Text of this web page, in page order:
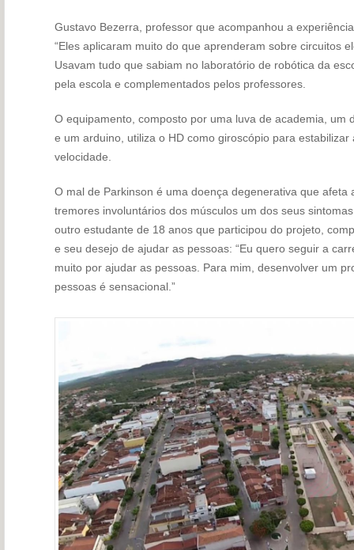
Gustavo Bezerra, professor que acompanhou a
“Eles aplicaram muito do que aprenderam sobre circuitos
Usavam tudo que sabiam no laboratório de robótica da
pela escola e complementados pelos professores.
O equipamento, composto por uma luva de academia, um
e um arduino, utiliza o HD como giroscópio para
velocidade.
O mal de Parkinson é uma doença degenerativa que afeta
tremores involuntários dos músculos um dos seus
outro estudante de 18 anos que participou do projeto,
e seu desejo de ajudar as pessoas: “Eu quero seguir a
muito por ajudar as pessoas. Para mim, desenvolver um
pessoas é sensacional.”